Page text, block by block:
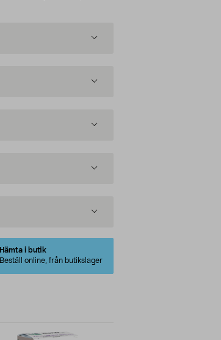
Hämta i butik
Beställ online, från butikslager